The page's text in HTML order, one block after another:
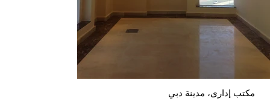
مكتب إدارى، مدينة دبي